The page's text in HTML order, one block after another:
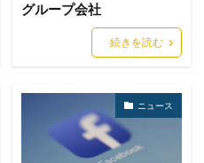
データ復元
し
ンジック
デバイス
ク
テレワークセミナー
どうなる
グループ会社
続きを読む
ニュース